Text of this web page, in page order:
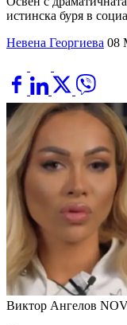
истинска буря в
Невена Георгиева 08
Виктор Ангелов